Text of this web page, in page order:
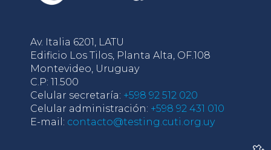
Av. Italia 6201, LATU
Edificio Los Tilos, Planta Alta, OF.108
Montevideo, Uruguay
C.P: 11.500
Celular secretaría: +598 92 512 020
Celular administración: +598 92 431 010
E-mail: contacto@testing.cuti.org.uy